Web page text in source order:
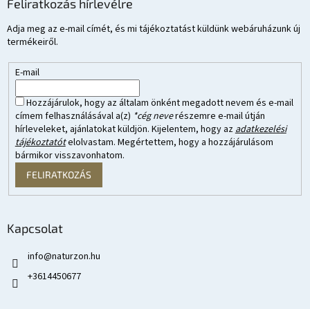
Feliratkozás hírlevélre
Adja meg az e-mail címét, és mi tájékoztatást küldünk webáruházunk új
termékeiről.
E-mail
Hozzájárulok, hogy az általam önként megadott nevem és e-mail
címem felhasználásával a(z) *cég neverészemre e-mail útján
hírleveleket, ajánlatokat küldjön. Kijelentem, hogy azadatkezelési
tájékoztatótelolvastam. Megértettem, hogy a hozzájárulásom
bármikor visszavonhatom.
FELIRATKOZÁS
Kapcsolat
info@naturzon.hu
+3614450677